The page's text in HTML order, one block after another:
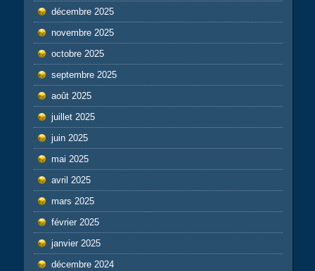
décembre 2025
novembre 2025
octobre 2025
septembre 2025
août 2025
juillet 2025
juin 2025
mai 2025
avril 2025
mars 2025
février 2025
janvier 2025
décembre 2024